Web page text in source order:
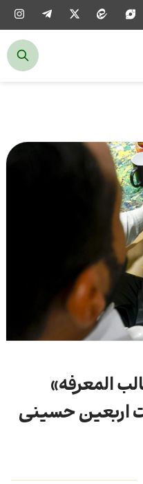
المعرفه»
اربعین حسینی